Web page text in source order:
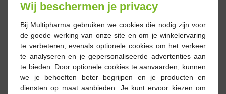
Wij beschermen je privacy
Bij Multipharma gebruiken we cookies die nodig zijn voor
de goede werking van onze site en om je winkelervaring
te verbeteren, evenals optionele cookies om het verkeer
te analyseren en je gepersonaliseerde advertenties aan
te bieden. Door optionele cookies te aanvaarden, kunnen
we je behoeften beter begrijpen en je producten en
diensten op maat aanbieden. Je kunt ervoor kiezen om